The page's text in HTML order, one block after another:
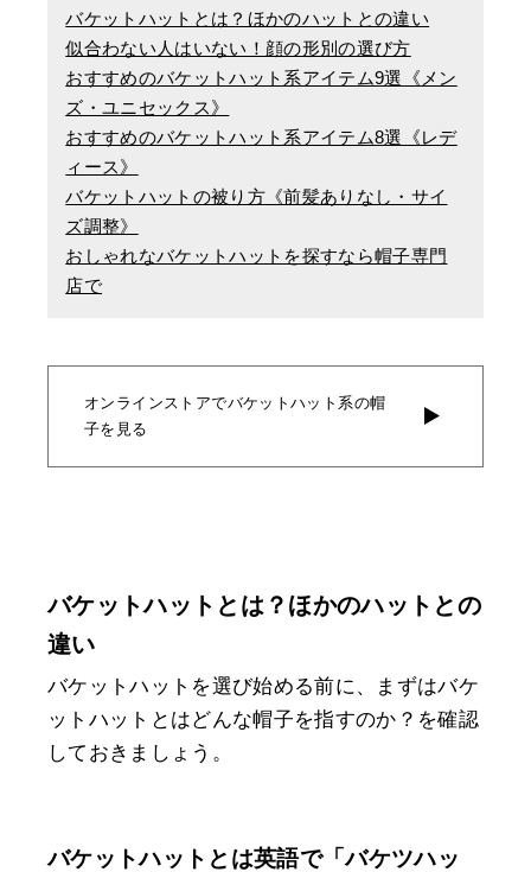
バケットハットとは？ほかのハットとの違い
似合わない人はいない！顔の形別の選び方
おすすめのバケットハット系アイテム9選《メン
ズ・ユニセックス》
おすすめのバケットハット系アイテム8選《レデ
ィース》
バケットハットの被り方《前髪ありなし・サイ
ズ調整》
おしゃれなバケットハットを探すなら帽子専門
店で
オンラインストアでバケットハット系の帽
子を見る
バケットハットとは？ほかのハットとの
違い
バケットハットを選び始める前に、まずはバケ
ットハットとはどんな帽子を指すのか？を確認
しておきましょう。
バケットハットとは英語で「バケツハッ